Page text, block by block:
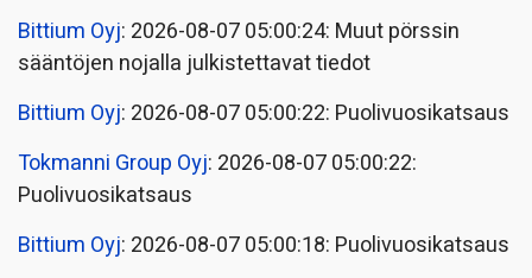
Bittium Oyj: 2026-08-07 05:00:24: Muut pörssin
sääntöjen nojalla julkistettavat tiedot
Bittium Oyj: 2026-08-07 05:00:22: Puolivuosikatsaus
Tokmanni Group Oyj: 2026-08-07 05:00:22:
Puolivuosikatsaus
Bittium Oyj: 2026-08-07 05:00:18: Puolivuosikatsaus